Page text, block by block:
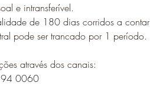
e intransferível.
de 180 dias corridos a
pode ser trancado por 1 período.
através dos canais:
0060